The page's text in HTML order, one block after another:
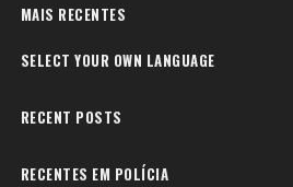
MAIS RECENTES
SELECT YOUR OWN LANGUAGE
RECENT POSTS
RECENTES EM POLÍCIA